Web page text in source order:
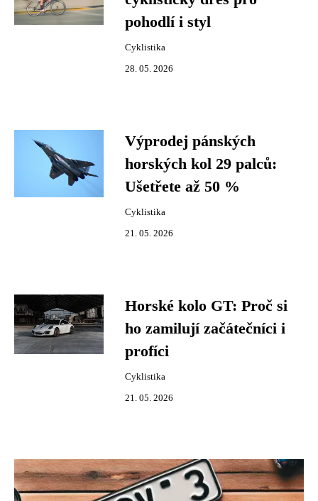
pohodlí i styl
Cyklistika
28. 05. 2026
Výprodej pánských
horských kol 29 palců:
Ušetřete až 50 %
Cyklistika
21. 05. 2026
Horské kolo GT: Proč si
ho zamilují začátečníci i
profíci
Cyklistika
21. 05. 2026